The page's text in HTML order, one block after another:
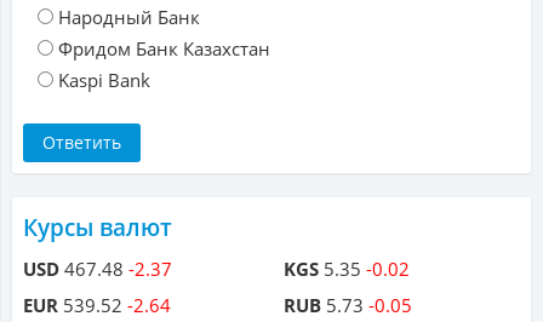
Народный Банк
Фридом Банк Казахстан
Kaspi Bank
Курсы валют
USD 467.48 -2.37
EUR 539.52 -2.64
KGS 5.35 -0.02
RUB 5.73 -0.05